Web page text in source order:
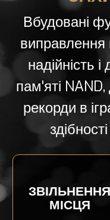
Вбудовані
надійність
пам'яті
рекорди в
ЗВІЛЬНЕННЯ
МІСЦЯ